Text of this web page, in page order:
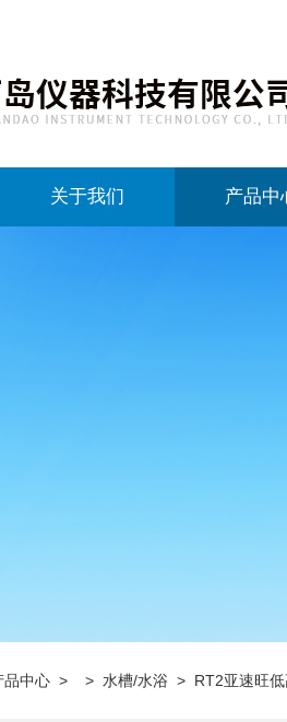
关于我们 产品中
品中心 > > 水槽/水浴 > RT2亚速旺